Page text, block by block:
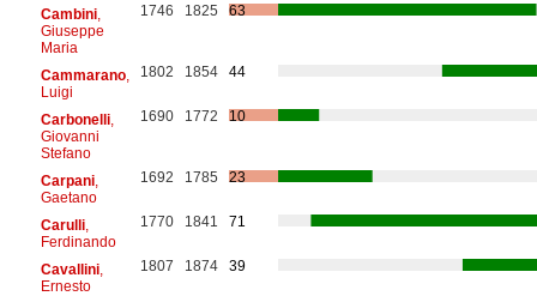
Cambini,
Giuseppe
Maria
1746 1825 63
Cammarano,
Luigi
1802 1854 44
Carbonelli,
Giovanni
Stefano
1690 1772 10
Carpani,
Gaetano
1692 1785 23
Carulli,
Ferdinando
1770 1841 71
Cavallini,
Ernesto
1807 1874 39